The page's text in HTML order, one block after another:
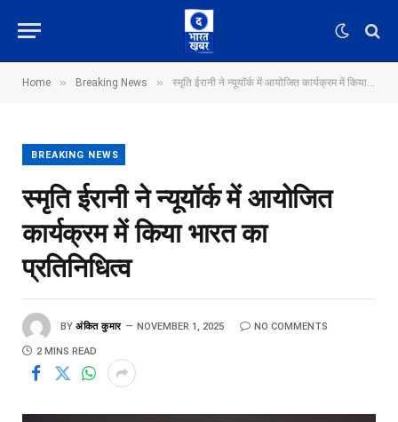
Home » Breaking News » स्मृति ईरानी ने न्यूयॉर्क में आयोजित कार्यक्रम में किया भारत का प्रतिनिधित्व
BREAKING NEWS
स्मृति ईरानी ने न्यूयॉर्क में आयोजित
कार्यक्रम में किया भारत का
प्रतिनिधित्व
BY अंकित कुमार NOVEMBER 1, 2025 NO COMMENTS
2 MINS READ